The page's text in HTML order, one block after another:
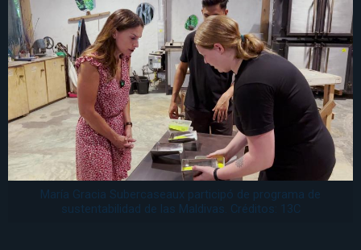
María Gracia Subercaseaux participó de programa de
sustentabilidad de las Maldivas. Créditos: 13C